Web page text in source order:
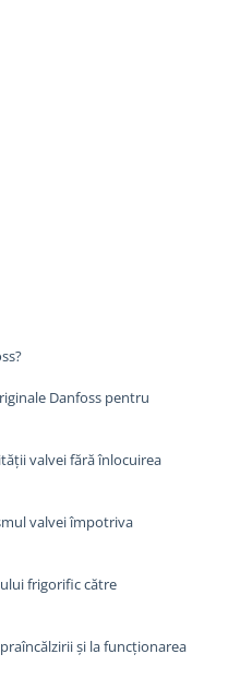
Danfoss pentru
valvei fără înlocuirea
valvei împotriva
frigorific către
și la funcționarea